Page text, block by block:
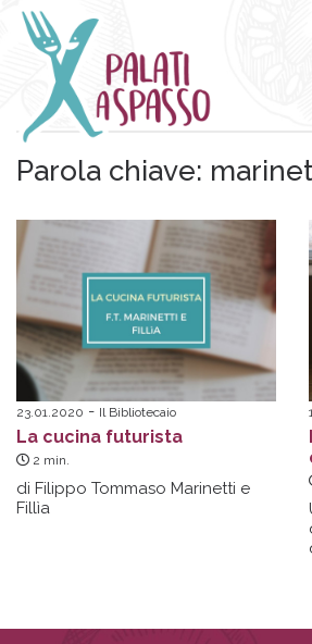
Parola chiave:
23.01.2020 Il Bibliotecaio
La cucina futurista
2 min.
di Filippo Tommaso Marinetti e
Fillìa